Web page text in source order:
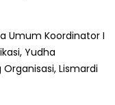
Umum Koordinator I
Yudha
Lismardi